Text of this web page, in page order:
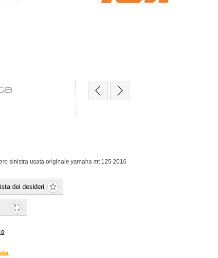
sinistra usata originale yamaha mt 125 2016